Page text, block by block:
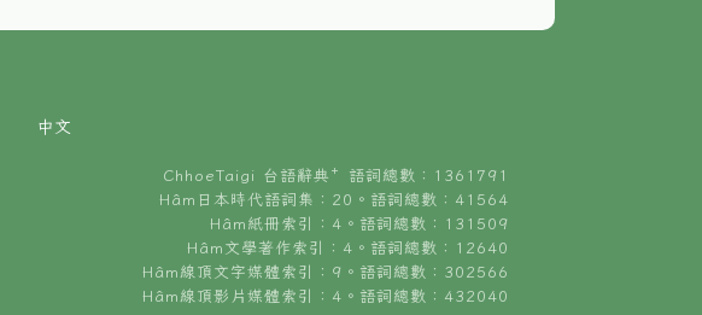
中文
ChhoeTaigi 台語辭典⁺ 語詞總數：1361791
Hâm日本時代語詞集：20。語詞總數：41564
Hâm紙冊索引：4。語詞總數：131509
Hâm文學著作索引：4。語詞總數：12640
Hâm線頂文字媒體索引：9。語詞總數：302566
Hâm線頂影片媒體索引：4。語詞總數：432040